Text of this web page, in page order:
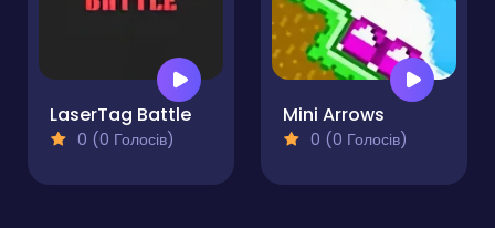
LaserTag Battle
0 (0 Голосів)
Mini Arrows
0 (0 Голосів)